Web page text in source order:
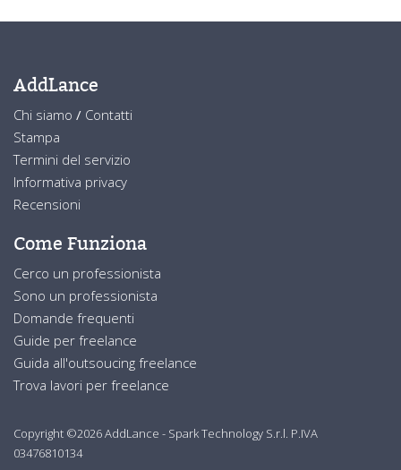
AddLance
Chi siamo / Contatti
Stampa
Termini del servizio
Informativa privacy
Recensioni
Come Funziona
Cerco un professionista
Sono un professionista
Domande frequenti
Guide per freelance
Guida all'outsoucing freelance
Trova lavori per freelance
Copyright ©2026 AddLance - Spark Technology S.r.l. P.IVA
03476810134